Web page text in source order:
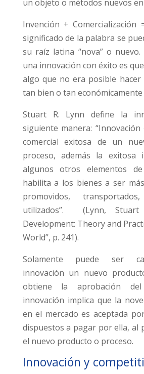
un objeto o métodos nuevos
Invención + Comercialización
significado de la palabra se
su raíz latina “nova” o
una innovación con éxito es
algo que no era posible hacer
tan bien o tan económicamente
Stuart R. Lynn define la
siguiente manera:
comercial exitosa de un
proceso, además la exitosa
algunos otros elementos
habilita a los bienes a ser
promovidos,
utilizados”. (Lynn, Stuart
Development: Theory and
World”, p. 241).
Solamente puede ser
innovación un nuevo
obtiene la aprobación
innovación implica que la
en el mercado es aceptada
dispuestos a pagar por ella, al
el nuevo producto o proceso.
Innovación y